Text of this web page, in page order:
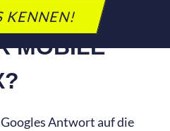
KENNEN!
MOBILE
Antwort auf die